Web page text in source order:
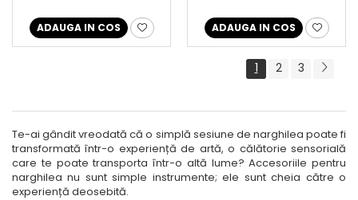
ADAUGA IN COS ADAUGA IN COS
1 2 3
Te-ai gândit vreodată că o simplă sesiune de narghilea poate fi
transformată într-o experiență de artă, o călătorie sensorială
care te poate transporta într-o altă lume? Accesoriile pentru
narghilea nu sunt simple instrumente; ele sunt cheia către o
experiență deosebită.